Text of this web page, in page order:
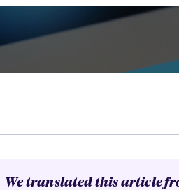
We translated this article